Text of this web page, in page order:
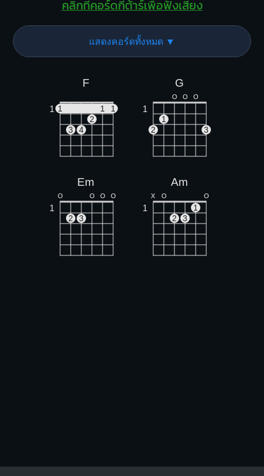
คลิกที่คอร์ดกีต้าร์เพื่อฟังเสียง
แสดงคอร์ดทั้งหมด ▼
F
1 1 1
1
2
3
4
G
O O O
1
1
2
3
Em
O O O O
1
2 3
Am
X O O
1
1
2
3